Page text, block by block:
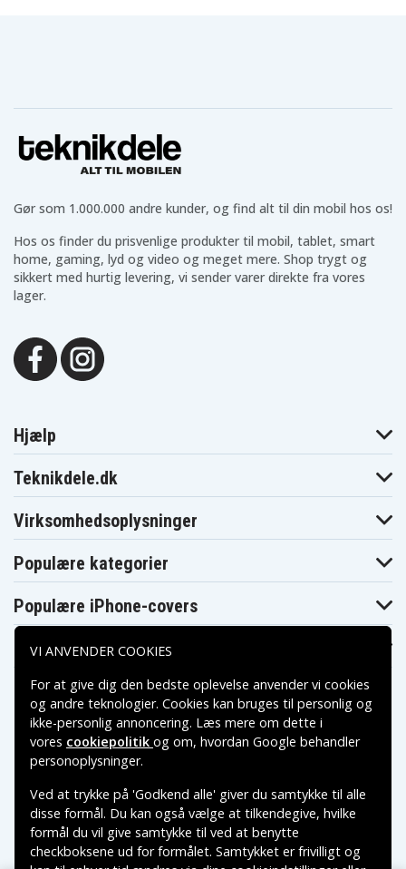
Gør som 1.000.000 andre kunder, og find alt til din mobil hos os!
Hos os finder du prisvenlige produkter til mobil, tablet, smart
home, gaming, lyd og video og meget mere. Shop trygt og
sikkert med hurtig levering, vi sender varer direkte fra vores
lager.
Hjælp
Teknikdele.dk
Virksomhedsoplysninger
Populære kategorier
Populære iPhone-covers
Populære Samsung-covers
Betalingsmuligheder
Leveringsmuligheder
VI ANVENDER COOKIES
For at give dig den bedste oplevelse anvender vi cookies
og andre teknologier. Cookies kan bruges til personlig og
ikke-personlig annoncering. Læs mere om dette i
vores cookiepolitik og om, hvordan Google behandler
personoplysninger.
Ved at trykke på 'Godkend alle' giver du samtykke til alle
disse formål. Du kan også vælge at tilkendegive, hvilke
formål du vil give samtykke til ved at benytte
checkboksene ud for formålet. Samtykket er frivilligt og